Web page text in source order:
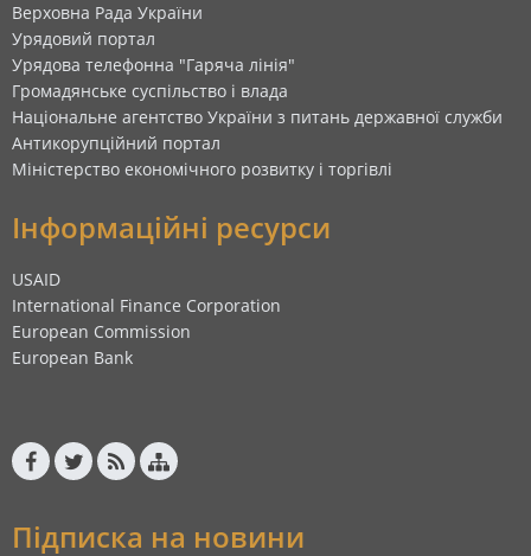
Верховна Рада України
Урядовий портал
Урядова телефонна "Гаряча лінія"
Громадянське суспільство і влада
Національне агентство України з питань державної служби
Антикорупційний портал
Міністерство економічного розвитку і торгівлі
Інформаційні ресурси
USAID
International Finance Corporation
European Commission
European Bank
Підписка на новини